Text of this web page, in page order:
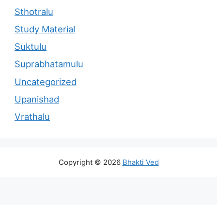
Sthotralu
Study Material
Suktulu
Suprabhatamulu
Uncategorized
Upanishad
Vrathalu
Copyright © 2026 Bhakti Ved